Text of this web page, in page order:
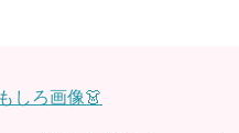
しろ画像👗